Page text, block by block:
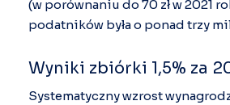
(w porównaniu do 70 zł w 2021
podatników była o ponad trzy
Wyniki zbiórki 1,5% za
Systematyczny wzrost